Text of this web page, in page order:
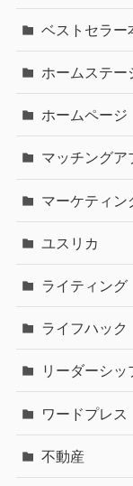
ベストセラー
ホームステー
ホームページ
マッチングア
マーケティン
ユスリカ
ライティング
ライフハック
リーダーシッ
ワードプレス
不動産